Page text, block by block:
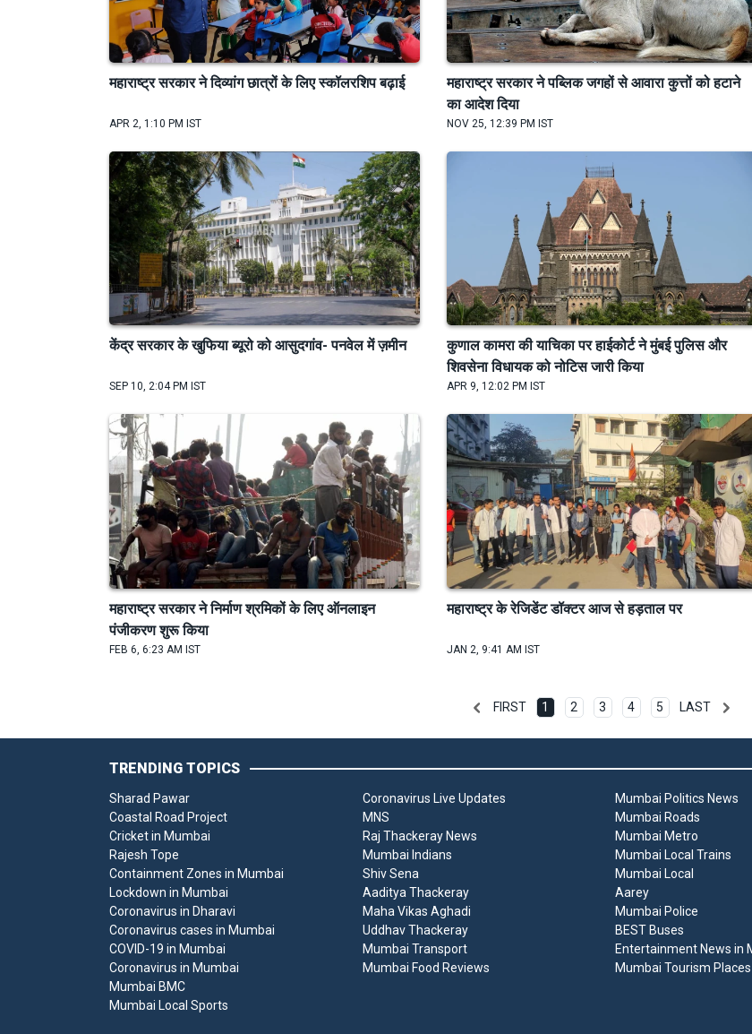
महाराष्ट्र सरकार ने दिव्यांग छात्रों के लिए स्कॉलरशिप बढ़ाई
APR 2, 1:10 PM IST
महाराष्ट्र सरकार ने पब्लिक जगहों से आवारा कुत्तों को हटाने
का आदेश दिया
NOV 25, 12:39 PM IST
केंद्र सरकार के खुफिया ब्यूरो को आसुदगांव- पनवेल में ज़मीन
SEP 10, 2:04 PM IST
कुणाल कामरा की याचिका पर हाईकोर्ट ने मुंबई पुलिस और
शिवसेना विधायक को नोटिस जारी किया
APR 9, 12:02 PM IST
महाराष्ट्र सरकार ने निर्माण श्रमिकों के लिए ऑनलाइन
पंजीकरण शुरू किया
FEB 6, 6:23 AM IST
महाराष्ट्र के रेजिडेंट डॉक्टर आज से हड़ताल पर
JAN 2, 9:41 AM IST
FIRST 1 2 3 4 5 LAST
TRENDING TOPICS
Sharad Pawar
Coastal Road Project
Cricket in Mumbai
Rajesh Tope
Containment Zones in Mumbai
Lockdown in Mumbai
Coronavirus in Dharavi
Coronavirus cases in Mumbai
COVID-19 in Mumbai
Coronavirus in Mumbai
Coronavirus Live Updates
MNS
Raj Thackeray News
Mumbai Indians
Shiv Sena
Aaditya Thackeray
Maha Vikas Aghadi
Uddhav Thackeray
Mumbai Transport
Mumbai Food Reviews
Mumbai Politics News
Mumbai Roads
Mumbai Metro
Mumbai Local Trains
Mumbai Local
Aarey
Mumbai Police
BEST Buses
Entertainment News in
Mumbai Tourism Places
Mumbai BMC
Mumbai Local Sports